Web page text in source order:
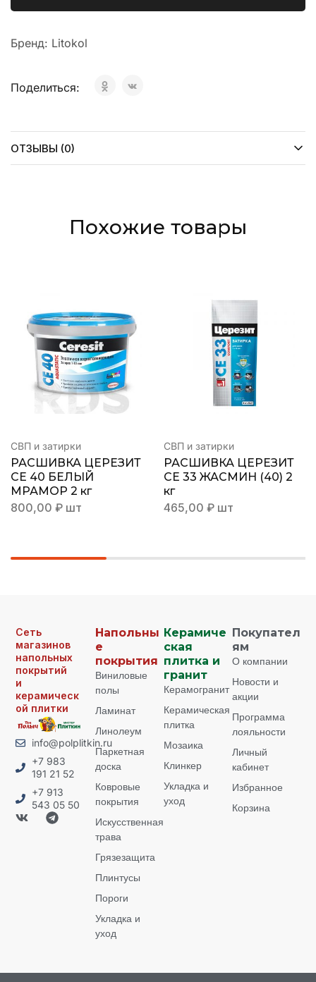
Бренд: Litokol
Поделиться:
ОТЗЫВЫ (0)
Похожие товары
СВП и затирки
РАСШИВКА ЦЕРЕЗИТ
СЕ 40 БЕЛЫЙ
МРАМОР 2 кг
800,00 ₽ шт
СВП и затирки
РАСШИВКА ЦЕРЕЗИТ
СЕ 33 ЖАСМИН (40) 2
кг
465,00 ₽ шт
Сеть
магазинов
напольных
покрытий
и
керамическ
ой плитки
info@polplitkin.ru
+7 983
191 21 52
+7 913
543 05 50
Напольны
е
покрытия
Виниловые
полы
Ламинат
Линолеум
Паркетная
доска
Ковровые
покрытия
Искусственная
трава
Грязезащита
Плинтусы
Пороги
Укладка и
уход
Керамиче
ская
плитка и
гранит
Керамогранит
Керамическая
плитка
Мозаика
Клинкер
Укладка и
уход
Покупател
ям
О компании
Новости и
акции
Программа
лояльности
Личный
кабинет
Избранное
Корзина